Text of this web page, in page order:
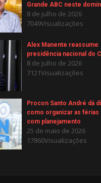
Grande ABC neste
8 de julho de 2026
7049Visualizações
Alex Manente reassume
presidência nacional do
8 de julho de 2026
7121Visualizações
Procon Santo André dá
como organizar as férias
com planejamento
25 de maio de 2026
17860Visualizações